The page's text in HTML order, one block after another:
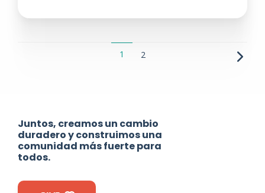
1 2
Juntos, creamos un cambio
duradero y construimos una
comunidad más fuerte para
todos.